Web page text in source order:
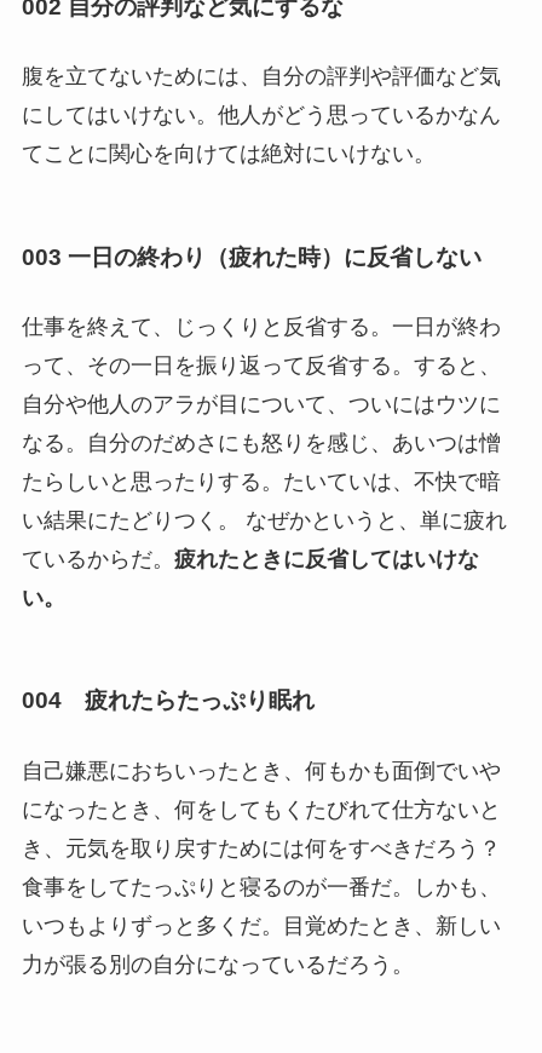
002 自分の評判など気にするな
腹を立てないためには、自分の評判や評価など気
にしてはいけない。他人がどう思っているかなん
てことに関心を向けては絶対にいけない。
003 一日の終わり（疲れた時）に反省しない
仕事を終えて、じっくりと反省する。一日が終わ
って、その一日を振り返って反省する。すると、
自分や他人のアラが目について、ついにはウツに
なる。自分のだめさにも怒りを感じ、あいつは憎
たらしいと思ったりする。たいていは、不快で暗
い結果にたどりつく。 なぜかというと、単に疲れ
ているからだ。 疲れたときに反省してはいけな
い。
004 疲れたらたっぷり眠れ
自己嫌悪におちいったとき、何もかも面倒でいや
になったとき、何をしてもくたびれて仕方ないと
き、元気を取り戻すためには何をすべきだろう？
食事をしてたっぷりと寝るのが一番だ。しかも、
いつもよりずっと多くだ。目覚めたとき、新しい
力が張る別の自分になっているだろう。